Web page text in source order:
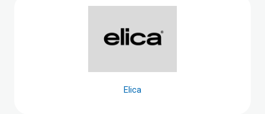
Elica